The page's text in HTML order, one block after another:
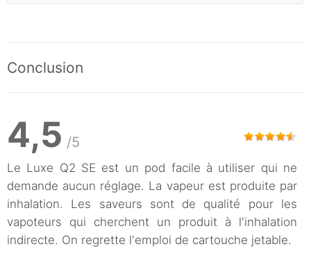
Conclusion
4,5 /5
Le Luxe Q2 SE est un pod facile à utiliser qui ne
demande aucun réglage. La vapeur est produite par
inhalation. Les saveurs sont de qualité pour les
vapoteurs qui cherchent un produit à l'inhalation
indirecte. On regrette l'emploi de cartouche jetable.